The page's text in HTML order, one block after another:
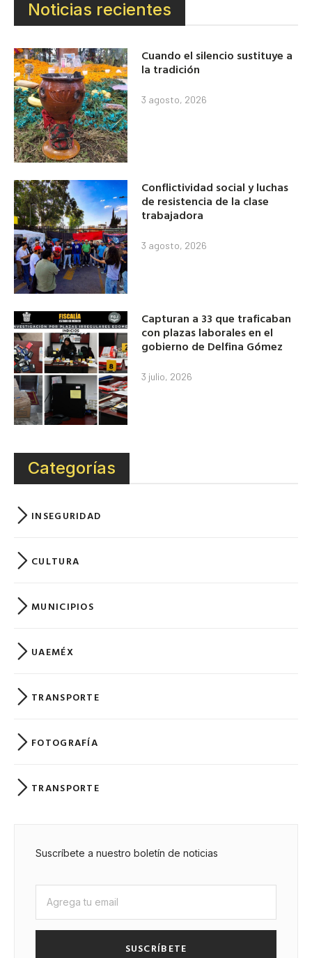
Noticias recientes
Cuando el silencio sustituye a
la tradición
3 agosto, 2026
Conflictividad social y luchas
de resistencia de la clase
trabajadora
3 agosto, 2026
Capturan a 33 que traficaban
con plazas laborales en el
gobierno de Delfina Gómez
3 julio, 2026
Categorías
INSEGURIDAD
CULTURA
MUNICIPIOS
UAEMÉX
TRANSPORTE
FOTOGRAFÍA
TRANSPORTE
Suscríbete a nuestro boletín de noticias
SUSCRÍBETE